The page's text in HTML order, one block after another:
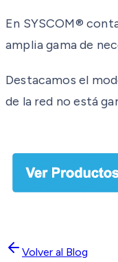
En SYSCOM®
amplia gama de
Destacamos el
de la red no está
Volver al Blog